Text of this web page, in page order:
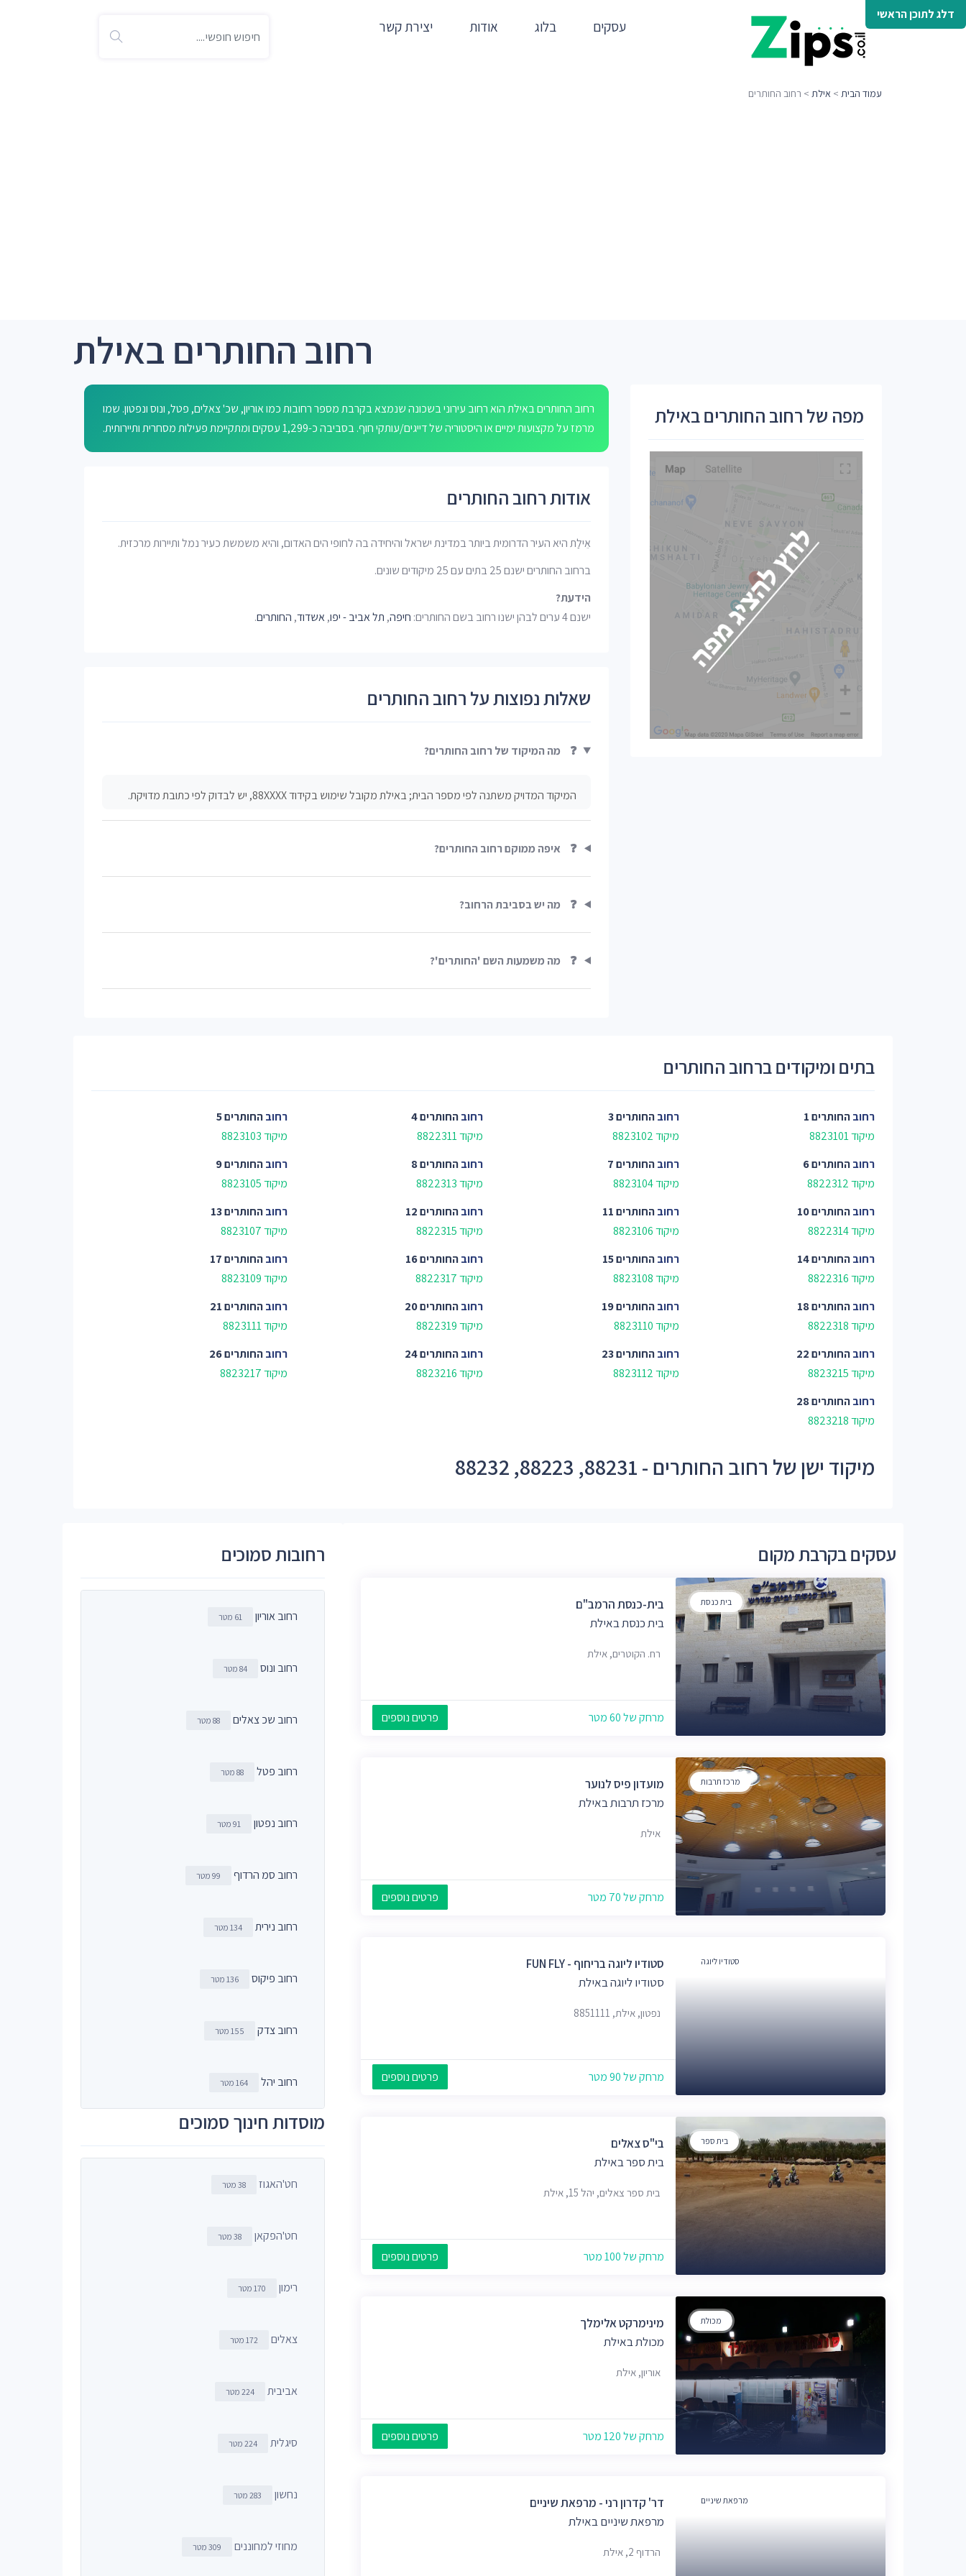
דלג לתוכן הראשי
עסקים בלוג אודות יצירת קשר
עמוד הבית > אילת > רחוב החותרים
רחוב החותרים באילת
רחוב החותרים באילת הוא רחוב עירוני בשכונה שנמצא בקרבת מספר רחובות כמו אוריון, שכ' צאלים, פטל, ונוס ונפטון. שמו
מרמז על מקצועות ימיים או היסטוריה של דייגים/עותקי חוף. בסביבה כ-1,299 עסקים ומתקיימת פעילות מסחרית ותיירותית.
אודות רחוב החותרים
אֵילַת היא העיר הדרומית ביותר במדינת ישראל והיחידה בה לחופי הים האדום, והיא משמשת כעיר נמל ותיירות מרכזית.
ברחוב החותרים ישנם 25 בתים עם 25 מיקודים שונים.
הידעת?
ישנם 4 ערים לבהן ישנו רחוב בשם החותרים:
חיפה, תל אביב - יפו,אשדוד, החותרים.
שאלות נפוצות על רחוב החותרים
❓ מה המיקוד של רחוב החותרים?
המיקוד המדויק משתנה לפי מספר הבית; באילת מקובל שימוש בקידוד 88XXXX, יש לבדוק לפי כתובת מדויקת.
❓ איפה ממוקם רחוב החותרים?
❓ מה יש בסביבת הרחוב?
❓ מה משמעות השם 'החותרים'?
מפה של רחוב החותרים באילת
בתים ומיקודים ברחוב החותרים
רחובהחותרים 1
מיקוד 8823101
רחובהחותרים 3
מיקוד 8823102
רחובהחותרים 4
מיקוד 8822311
רחובהחותרים 5
מיקוד 8823103
רחובהחותרים 6
מיקוד 8822312
רחובהחותרים 7
מיקוד 8823104
רחובהחותרים 8
מיקוד 8822313
רחובהחותרים 9
מיקוד 8823105
רחובהחותרים 10
מיקוד 8822314
רחובהחותרים 11
מיקוד 8823106
רחובהחותרים 12
מיקוד 8822315
רחובהחותרים 13
מיקוד 8823107
רחובהחותרים 14
מיקוד 8822316
רחובהחותרים 15
מיקוד 8823108
רחובהחותרים 16
מיקוד 8822317
רחובהחותרים 17
מיקוד 8823109
רחובהחותרים 18
מיקוד 8822318
רחובהחותרים 19
מיקוד 8823110
רחובהחותרים 20
מיקוד 8822319
רחובהחותרים 21
מיקוד 8823111
רחובהחותרים 22
מיקוד 8823215
רחובהחותרים 23
מיקוד 8823112
רחובהחותרים 24
מיקוד 8823216
רחובהחותרים 26
מיקוד 8823217
רחובהחותרים 28
מיקוד 8823218
מיקוד ישן של רחוב החותרים - 88231, 88223, 88232
עסקים בקרבת מקום
בית כנסת
בית-כנסת הרמב"ם
בית כנסת באילת
רח. הקוטרים, אילת
מרחק של 60 מטר פרטים נוספים
מרכז תרבות
מועדון פיס לנוער
מרכז תרבות באילת
אילת
מרחק של 70 מטר פרטים נוספים
סטודיו ליוגה
סטודיו ליוגה בריחוף - FUN FLY
סטודיו ליוגה באילת
נפטון, אילת, 8851111
מרחק של 90 מטר פרטים נוספים
בית ספר
בי"ס צאלים
בית ספר באילת
בית ספר צאלים, יהל 15, אילת
מרחק של 100 מטר פרטים נוספים
מכולת
מינימרקט אלימלך
מכולת באילת
אוריון, אילת
מרחק של 120 מטר פרטים נוספים
מרפאת שיניים
דר' קדרון רני - מרפאת שיניים
מרפאת שיניים באילת
הרדוף 2, אילת
רחובות סמוכים
רחוב אוריון 61 מטר
רחוב ונוס 84 מטר
רחוב שכ צאלים 88 מטר
רחוב פטל 88 מטר
רחוב נפטון 91 מטר
רחוב סמ הרדוף 99 מטר
רחוב נירית 134 מטר
רחוב פיקוס 136 מטר
רחוב צדק 155 מטר
רחוב יהל 164 מטר
מוסדות חינוך סמוכים
חט'האגוז 38 מטר
חט'הפקאן 38 מטר
רימון 170 מטר
צאלים 172 מטר
אביבית 224 מטר
סיגלית 224 מטר
נחשון 283 מטר
מחוזי למחוננים 309 מטר